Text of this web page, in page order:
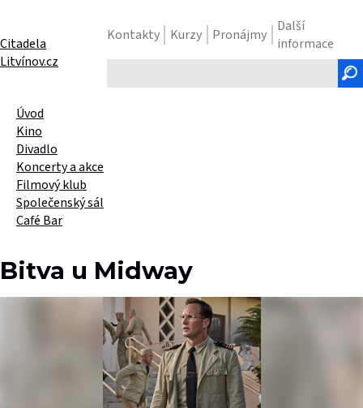
Kontakty Kurzy Pronájmy
Další
informace
text
Citadela
Litvínov.cz
Úvod
Kino
Divadlo
Koncerty a akce
Filmový klub
Společenský sál
Café Bar
Bitva u Midway